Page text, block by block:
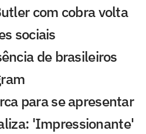
com cobra volta
sociais
de brasileiros
para se apresentar
'Impressionante'